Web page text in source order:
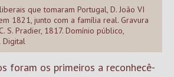
que tomaram Portugal, D. João VI
1821, junto com a família real. Gravura
S. Pradier, 1817. Domínio público,
Digital
foram os primeiros a reconhecê-